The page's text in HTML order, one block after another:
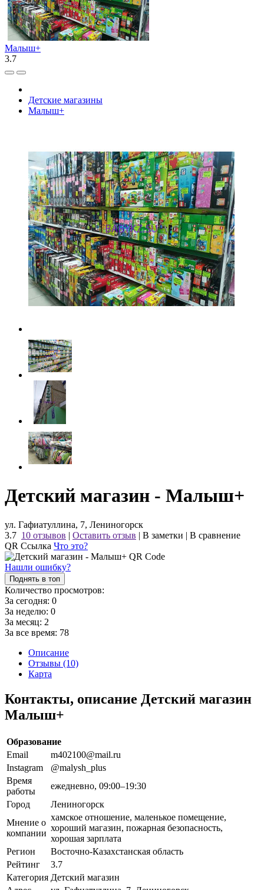
Малыш+
3.7
Детские магазины
Малыш+
Детский магазин - Малыш+
ул. Гафиатуллина, 7, Лениногорск
3.7 10 отзывов | Оставить отзыв | В заметки | В сравнение
QR Ссылка Что это?
Нашли ошибку?
Поднять в топ
Количество просмотров:
За сегодня: 0
За неделю: 0
За месяц: 2
За все время: 78
Описание
Отзывы (10)
Карта
Контакты, описание Детский магазин
Малыш+
Образование
Email
m402100@mail.ru
Instagram
@malysh_plus
Время
работы
ежедневно, 09:00–19:30
Город
Лениногорск
Мнение о
компании
хамское отношение, маленькое помещение,
хороший магазин, пожарная безопасность,
хорошая зарплата
Регион
Восточно-Казахстанская область
Рейтинг
3.7
Категория Детский магазин